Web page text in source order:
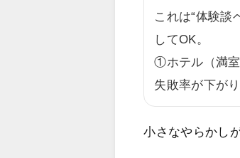
これは“体験談
してOK。
①ホテル（満
失敗率が下がり
小さなやらかし